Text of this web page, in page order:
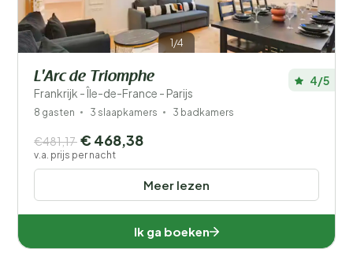
1/4
L'Arc de Triomphe
Frankrijk - Île-de-France - Parijs
4/5
8 gasten 3 slaapkamers 3 badkamers
Meer lezen
€481,17 € 468,38
v.a. prijs per nacht
Ik ga boeken